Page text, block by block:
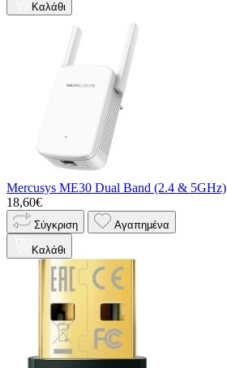
Καλάθι
Mercusys ME30 Dual Band (2.4 & 5GHz)
18,60€
Σύγκριση Αγαπημένα
Καλάθι